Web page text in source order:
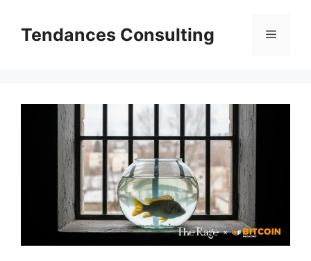
contenuTendances Consulting Menu